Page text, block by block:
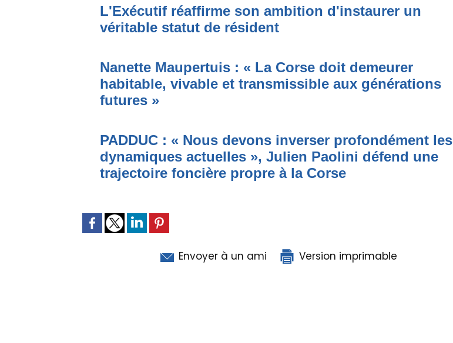
L'Exécutif réaffirme son ambition d'instaurer un
véritable statut de résident
Nanette Maupertuis : « La Corse doit demeurer
habitable, vivable et transmissible aux générations
futures »
PADDUC : « Nous devons inverser profondément les
dynamiques actuelles », Julien Paolini défend une
trajectoire foncière propre à la Corse
Envoyer à un ami Version imprimable